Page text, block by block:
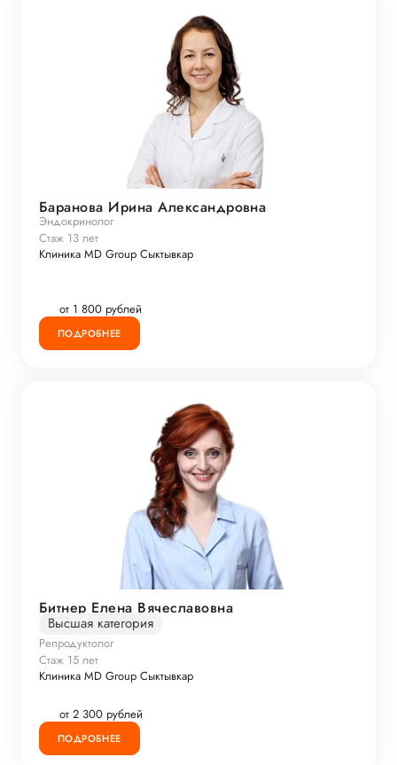
Баранова Ирина Александровна
Эндокринолог
Стаж 13 лет
Клиника MD Group Сыктывкар
от 1 800 рублей
ПОДРОБНЕЕ
Битнер Елена Вячеславовна
Высшая категория
Репродуктолог
Стаж 15 лет
Клиника MD Group Сыктывкар
от 2 300 рублей
ПОДРОБНЕЕ